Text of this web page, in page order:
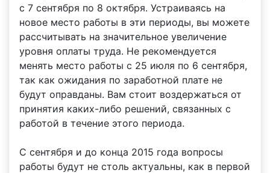
с 7 сентября по 8 октября. Устраиваясь на
новое место работы в эти периоды, вы можете
рассчитывать на значительное увеличение
уровня оплаты труда. Не рекомендуется
менять место работы с 25 июля по 6 сентября,
так как ожидания по заработной плате не
будут оправданы. Вам стоит воздержаться от
принятия каких-либо решений, связанных с
работой в течение этого периода.
С сентября и до конца 2015 года вопросы
работы будут не столь актуальны, как в первой